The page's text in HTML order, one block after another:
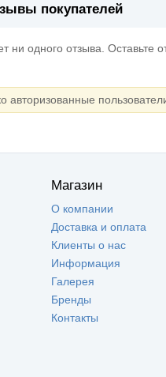
покупателей
ни одного отзыва. Оставьте
авторизованные
Магазин
О компании
Доставка и оплата
Клиенты о нас
Информация
Галерея
Бренды
Контакты